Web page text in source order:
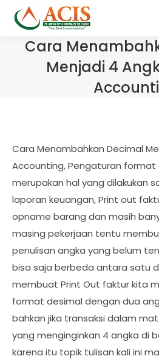
Cara
Menjadi 4
Cara Menambahkan Decimal
Accounting, Pengaturan
merupakan hal yang dilakukan
laporan keuangan, Print out
opname barang dan masih
masing pekerjaan tentu
penulisan angka yang belum
bisa saja berbeda antara satu
membuat Print Out faktur kita
format desimal dengan dua
bahkan jika transaksi dalam
yang menginginkan 4 angka di
karena itu topik tulisan kali ini